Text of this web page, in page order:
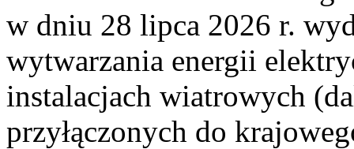
w dniu 28 lipca 2026 r.
wytwarzania energii
instalacjach wiatrowych
przyłączonych do